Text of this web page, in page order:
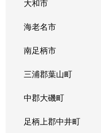
大和市
海老名市
南足柄市
三浦郡葉山町
中郡大磯町
足柄上郡中井町